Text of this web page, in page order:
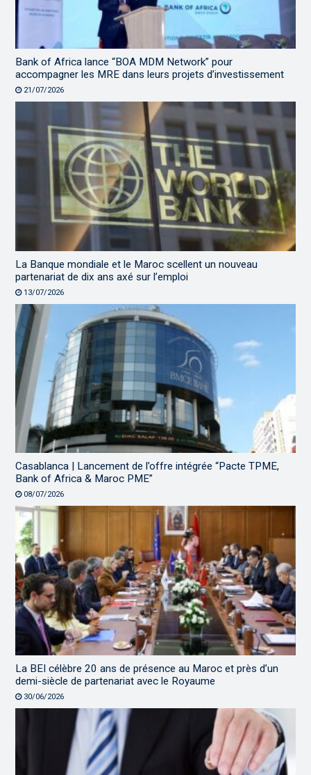
Bank of Africa lance “BOA MDM Network” pour
accompagner les MRE dans leurs projets d’investissement
21/07/2026
La Banque mondiale et le Maroc scellent un nouveau
partenariat de dix ans axé sur l’emploi
13/07/2026
Casablanca | Lancement de l’offre intégrée “Pacte TPME,
Bank of Africa & Maroc PME”
08/07/2026
La BEI célèbre 20 ans de présence au Maroc et près d’un
demi-siècle de partenariat avec le Royaume
30/06/2026